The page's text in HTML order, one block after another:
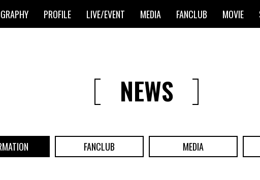
PROFILE LIVE/EVENT MEDIA FANCLUB MOVIE
NEWS
FANCLUB MEDIA